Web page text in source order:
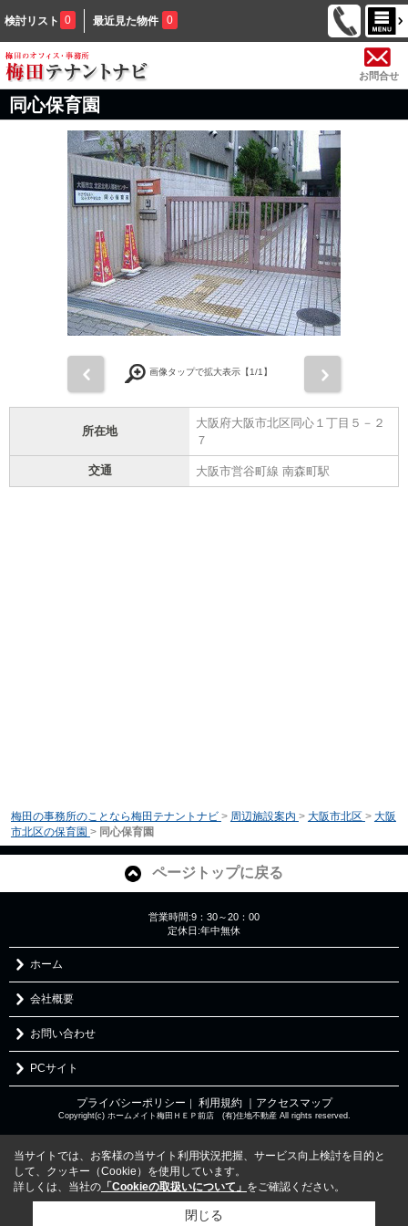
検討リスト 0 最近見た物件 0
お問合せ
同心保育園
画像タップで拡大表示【1/1】
所在地
大阪府大阪市北区同心１丁目５－２
７
交通 大阪市営谷町線 南森町駅
梅田の事務所のことなら梅田テナントナビ > 周辺施設案内 > 大阪市北区 > 大阪
市北区の保育園 > 同心保育園
ページトップに戻る
営業時間:9：30～20：00
定休日:年中無休
ホーム
会社概要
お問い合わせ
PCサイト
プライバシーポリシー ｜ 利用規約 ｜アクセスマップ
Copyright(c) ホームメイト梅田ＨＥＰ前店 (有)住地不動産 All rights reserved.
当サイトでは、お客様の当サイト利用状況把握、サービス向上検討を目的と
して、クッキー（Cookie）を使用しています。
詳しくは、当社の 「Cookieの取扱いについて」 をご確認ください。
閉じる